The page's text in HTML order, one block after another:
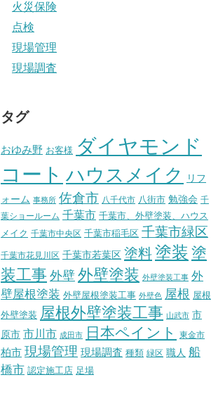
火災保険
点検
現場管理
現場調査
タグ
おゆみ野 お客様 ダイヤモンド
コート ハウスメイク
リフ
ォーム 事務所 佐倉市 八千代市 八街市 勉強会 千
葉ショールーム 千葉市 千葉市、外壁塗装、ハウス
メイク 千葉市中央区 千葉市稲毛区 千葉市緑区
千葉市花見川区 千葉市若葉区 塗料塗装 塗
装工事 外壁 外壁塗装 外壁塗装工事 外
壁屋根塗装 外壁屋根塗装工事 外壁色 屋根 屋根
外壁塗装 屋根外壁塗装工事 山武市 市
原市 市川市 成田市 日本ペイント 東金市
柏市 現場管理 現場調査 種類 緑区 職人 船
橋市 認定施工店 足場